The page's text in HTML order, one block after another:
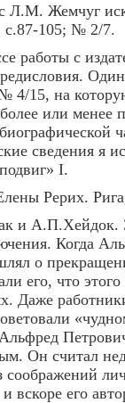
Л.М. Жемчуг
105; № 2/7.
работы с
4/15, на
или менее
сведения я
I.
Рерих.
и А.П.Хейдок.
Когда
о
его, что
Даже
Он считал
соображений
вскоре его